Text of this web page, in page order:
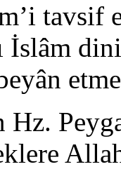
tavsif
İslâm